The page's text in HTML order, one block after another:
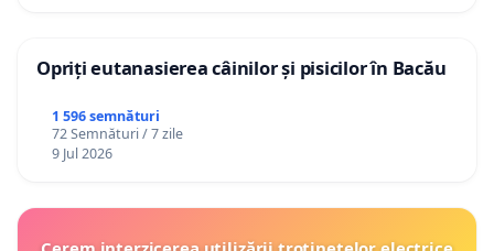
Opriți eutanasierea câinilor și pisicilor în Bacău
1 596 semnături
72 Semnături / 7 zile
9 Jul 2026